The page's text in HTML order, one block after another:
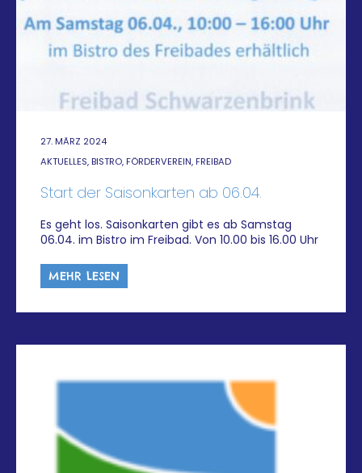
27. MÄRZ 2024
AKTUELLES, BISTRO, FÖRDERVEREIN, FREIBAD
Start der Saisonkarten ab 06.04.
Es geht los. Saisonkarten gibt es ab Samstag
06.04. im Bistro im Freibad. Von 10.00 bis 16.00 Uhr
MEHR LESEN